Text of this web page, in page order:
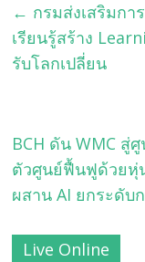
← กรมส่งเสริมกา
เรียนรู้สร้าง
รับโลกเปลี่ยน
BCH ดัน WMC สู่
ตัวศูนย์ฟื้นฟูด้วยหุ่
ผสาน AI ยกระดับ
Live Online